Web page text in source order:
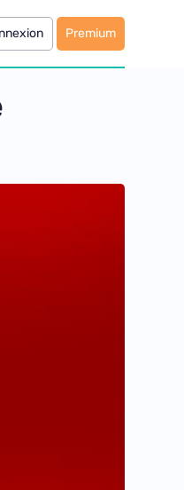
Premium